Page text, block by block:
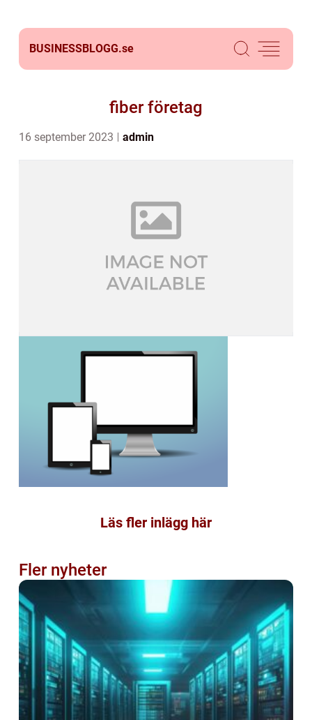
BUSINESSBLOGG.se
fiber företag
16 september 2023 admin
Läs fler inlägg här
Fler nyheter